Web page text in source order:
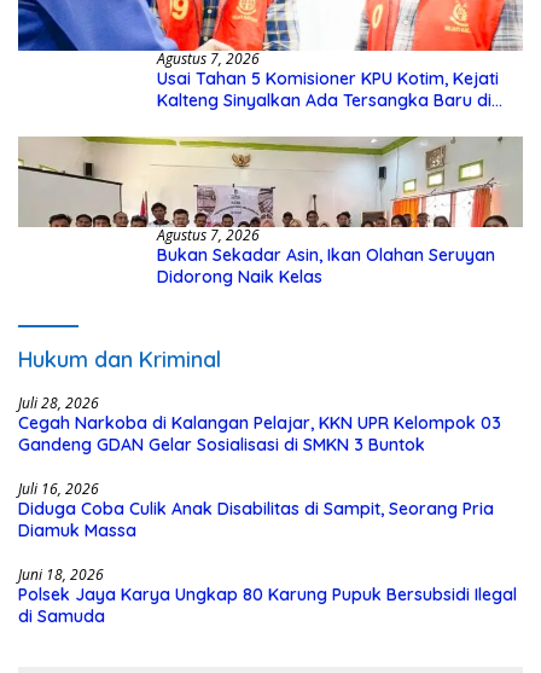
Agustus 7, 2026
Usai Tahan 5 Komisioner KPU Kotim, Kejati
Kalteng Sinyalkan Ada Tersangka Baru di
Agustus 7, 2026
Bukan Sekadar Asin, Ikan Olahan Seruyan
Didorong Naik Kelas
Hukum dan Kriminal
Juli 28, 2026
Cegah Narkoba di Kalangan Pelajar, KKN UPR Kelompok 03
Gandeng GDAN Gelar Sosialisasi di SMKN 3 Buntok
Juli 16, 2026
Diduga Coba Culik Anak Disabilitas di Sampit, Seorang Pria
Diamuk Massa
Juni 18, 2026
Polsek Jaya Karya Ungkap 80 Karung Pupuk Bersubsidi Ilegal
di Samuda